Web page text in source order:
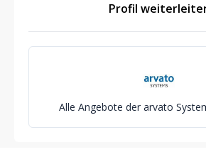
Profil
Alle Angebote der arvato